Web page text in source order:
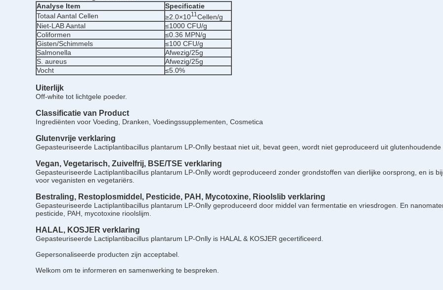
Analyse Item
Specificatie
Totaal Aantal Cellen
≥2.0×1011 Cellen/g
Niet-LAB Aantal
≤1000 CFU/g
Coliformen
≤0.36 MPN/g
Gisten/Schimmels
≤100 CFU/g
Salmonella
Afwezig/25g
S. aureus
Afwezig/25g
Vocht
≤5.0%
Uiterlijk
Off-white tot lichtgele poeder.
Classificatie van Product
Ingrediënten voor Voeding, Dranken, Voedingssupplementen, Cosmetica
Glutenvrije verklaring
Gepasteuriseerde Lactiplantibacillus plantarum LP-Onlly bestaat niet uit, bevat geen, wordt niet geproduceerd uit
Vegan, Vegetarisch, Zuivelfrij, BSE/TSE verklaring
Gepasteuriseerde Lactiplantibacillus plantarum LP-Onlly wordt geproduceerd zonder grondstoffen van dierlijke oorsprong, en is
voor veganisten en vegetariërs.
Bestraling, Restoplosmiddel, Pesticide, PAH, Mycotoxine, Rioolslib verklaring
Gepasteuriseerde Lactiplantibacillus plantarum LP-Onlly geproduceerd door middel van fermentatie en vriesdrogen. En
pesticide, PAH, mycotoxine rioolslijm.
HALAL, KOSJER verklaring
Gepasteuriseerde Lactiplantibacillus plantarum LP-Onlly is HALAL & KOSJER gecertificeerd.
Gepersonaliseerde producten zijn acceptabel.
Welkom om te informeren en samenwerking te bespreken.